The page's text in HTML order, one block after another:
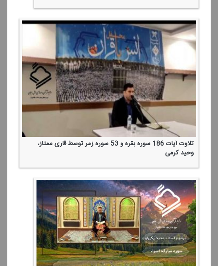
تلاوت آیات 186 سوره بقره و 53 سوره زمر توسط قاری ممتاز،
وحید كرمی